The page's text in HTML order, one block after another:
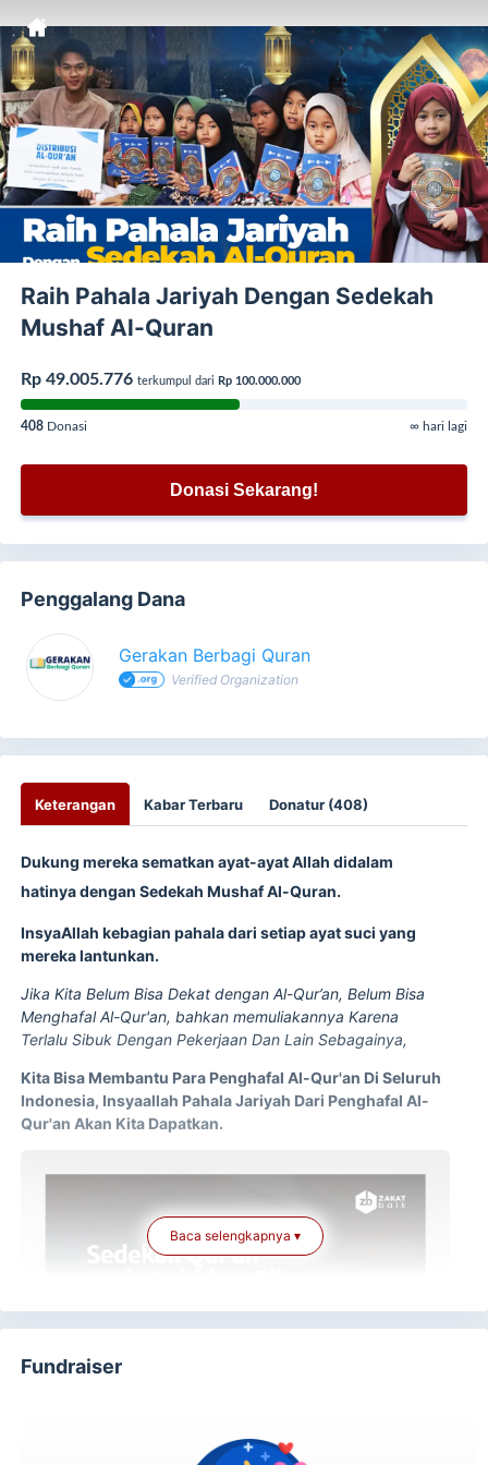
Raih Pahala Jariyah Dengan Sedekah
Mushaf Al-Quran
Rp 49.005.776 terkumpul dari Rp 100.000.000
408 Donasi ∞ hari lagi
Donasi Sekarang!
Penggalang Dana
Gerakan Berbagi Quran
Verified Organization
Keterangan Kabar Terbaru Donatur (408)
Dukung mereka sematkan ayat-ayat Allah didalam
hatinya dengan Sedekah Mushaf Al-Quran.
InsyaAllah kebagian pahala dari setiap ayat suci yang
mereka lantunkan.
Jika Kita Belum Bisa Dekat dengan Al-Qur’an, Belum Bisa
Menghafal Al-Qur'an, bahkan memuliakannya Karena
Terlalu Sibuk Dengan Pekerjaan Dan Lain Sebagainya,
Kita Bisa Membantu Para Penghafal Al-Qur'an Di Seluruh
Indonesia, Insyaallah Pahala Jariyah Dari Penghafal Al-
Qur'an Akan Kita Dapatkan.
Baca selengkapnya ▾
Fundraiser